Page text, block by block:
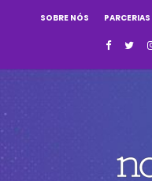
SOBRE NÓS PARCERIAS